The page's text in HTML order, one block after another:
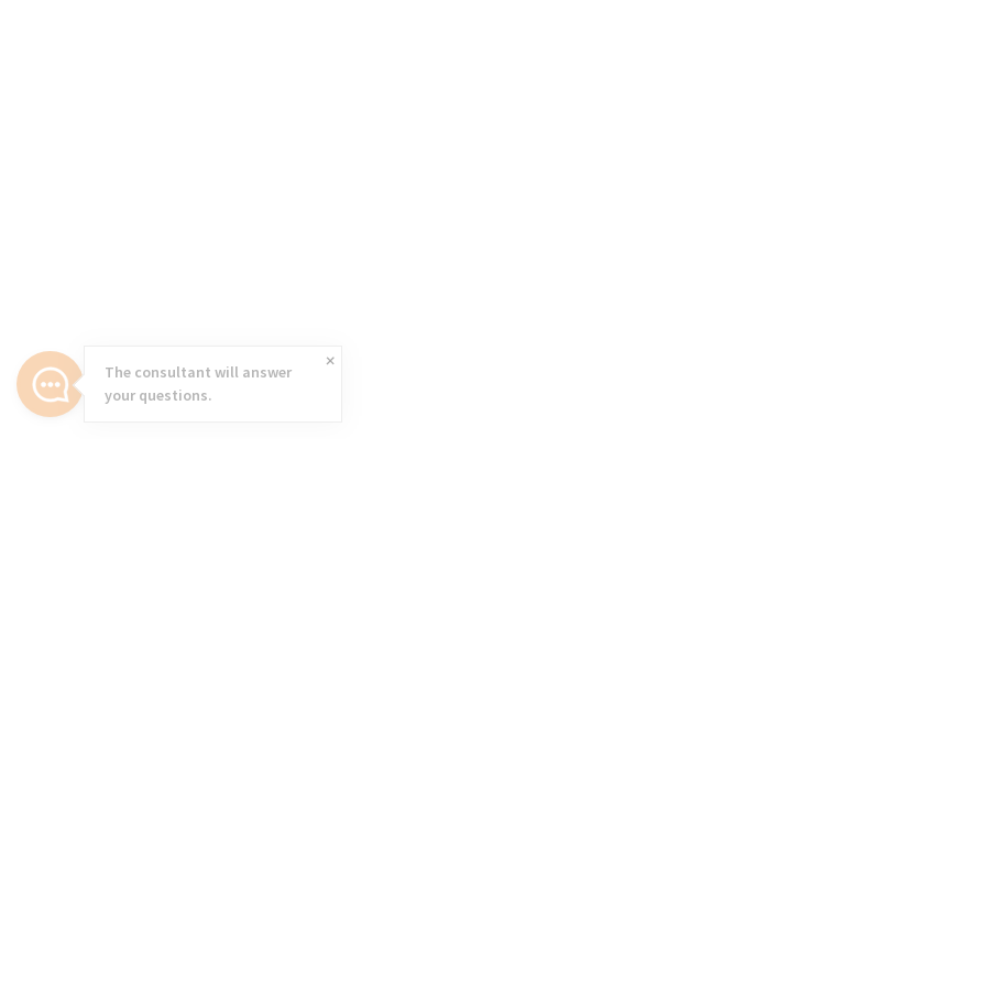
The consultant will answer
your questions.